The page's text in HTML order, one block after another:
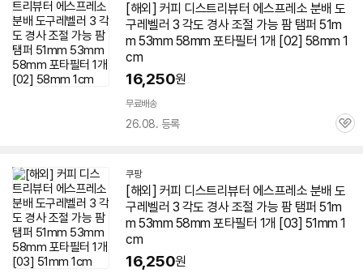
[해외] 커피 디스트리뷰터 에스프레소 분배 도
구레벨러 3 각도 경사 조절 가능 팜 탬퍼 51m
m 53mm 58mm 포타필터 1개 [02] 58mm 1
cm
16,250원
무료배송
26.08. 등록
관
쿠팡
[해외] 커피 디스트리뷰터 에스프레소 분배 도
구레벨러 3 각도 경사 조절 가능 팜 탬퍼 51m
m 53mm 58mm 포타필터 1개 [03] 51mm 1
cm
16,250원